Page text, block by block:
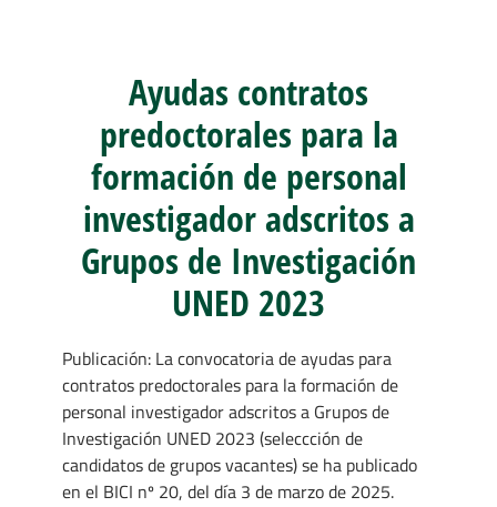
Ayudas contratos
predoctorales para la
formación de personal
investigador adscritos a
Grupos de Investigación
UNED 2023
Publicación: La convocatoria de ayudas para
contratos predoctorales para la formación de
personal investigador adscritos a Grupos de
Investigación UNED 2023 (seleccción de
candidatos de grupos vacantes) se ha publicado
en el BICI nº 20, del día 3 de marzo de 2025.